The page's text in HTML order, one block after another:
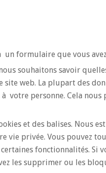
formulaire que vous
souhaitons savoir
site web. La plupart des
votre personne. Cela
et des balises. Nous
vie privée. Vous pouvez
fonctionnalités.
les supprimer ou les